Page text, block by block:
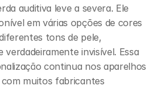
auditiva leve a severa. Ele
em várias opções de cores
tons de pele,
invisível. Essa
continua nos aparelhos
muitos fabricantes